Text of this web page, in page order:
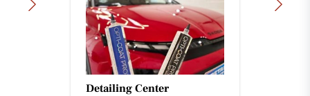
Detailing Center